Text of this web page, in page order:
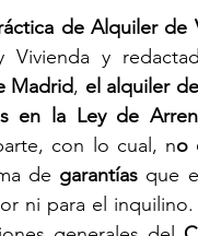
de Alquiler de
Madrid, el alquiler
en la Ley de
con lo cual, no
de garantías que
ni para el